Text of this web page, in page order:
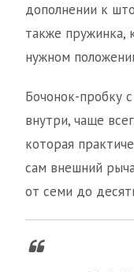
дополнении к
также пружинка,
нужном
Бочонок-пробку
внутри, чаще
которая
сам внешний
от семи до